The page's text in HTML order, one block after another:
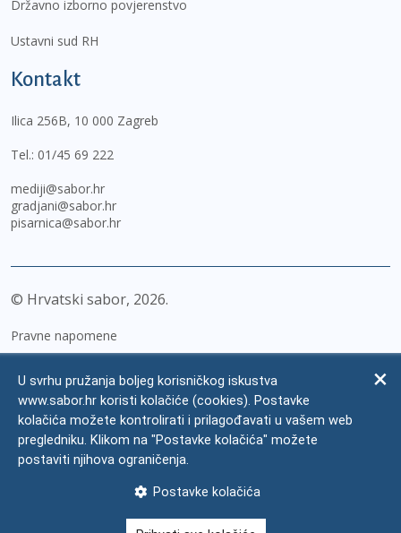
Državno izborno povjerenstvo
Ustavni sud RH
Kontakt
Ilica 256B, 10 000 Zagreb
Tel.: 01/45 69 222
mediji@sabor.hr
gradjani@sabor.hr
pisarnica@sabor.hr
© Hrvatski sabor, 2026
Pravne napomene
Zaštita osobnih podataka
Impressum
Česta pitanja
U svrhu pružanja boljeg korisničkog iskustva
www.sabor.hr koristi kolačiće (cookies). Postavke
kolačića možete kontrolirati i prilagođavati u vašem web
pregledniku. Klikom na "Postavke kolačića" možete
postaviti njihova ograničenja.
Postavke kolačića